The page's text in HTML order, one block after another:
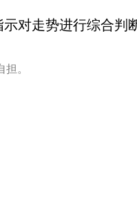
对走势进行综合判断
。